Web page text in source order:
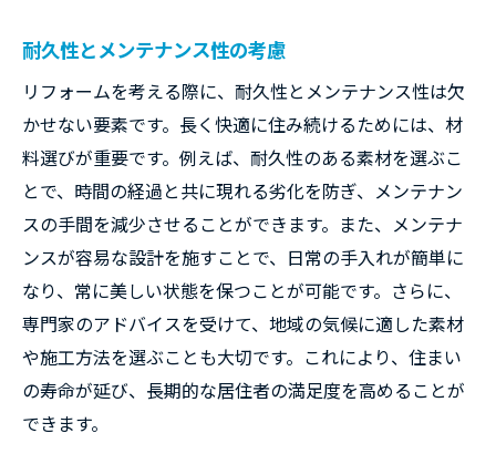
耐久性とメンテナンス性の考慮
リフォームを考える際に、耐久性とメンテナンス性は欠
かせない要素です。長く快適に住み続けるためには、材
料選びが重要です。例えば、耐久性のある素材を選ぶこ
とで、時間の経過と共に現れる劣化を防ぎ、メンテナン
スの手間を減少させることができます。また、メンテナ
ンスが容易な設計を施すことで、日常の手入れが簡単に
なり、常に美しい状態を保つことが可能です。さらに、
専門家のアドバイスを受けて、地域の気候に適した素材
や施工方法を選ぶことも大切です。これにより、住まい
の寿命が延び、長期的な居住者の満足度を高めることが
できます。